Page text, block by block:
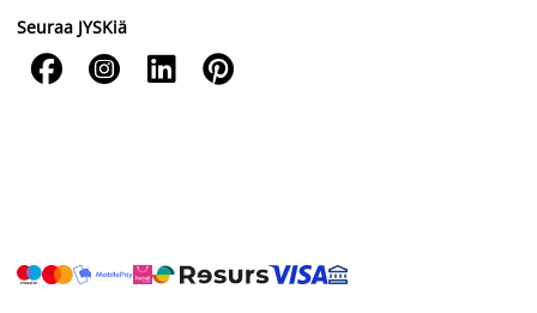
Seuraa JYSKiä
   